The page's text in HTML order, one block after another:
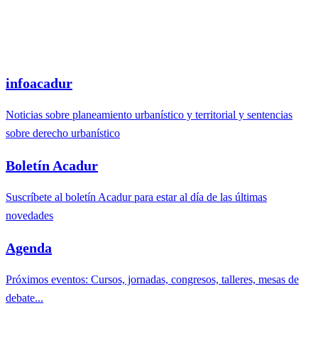
infoacadur
Noticias sobre planeamiento urbanístico y territorial y sentencias
sobre derecho urbanístico
Boletín Acadur
Suscríbete al boletín Acadur para estar al día de las últimas
novedades
Agenda
Próximos eventos: Cursos, jornadas, congresos, talleres, mesas de
debate...